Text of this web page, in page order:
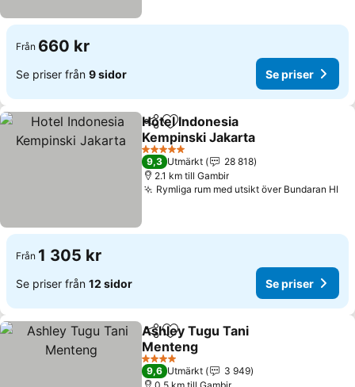
Från 660 kr
Se priser från 9 sidor Se priser
Dela Lägg till i Mina Favoriter
Hotel Indonesia
Kempinski Jakarta
Se priser
5 Stjärnor
9,3 Utmärkt
28 818
2.1 km till Gambir
Rymliga rum med utsikt över Bundaran HI
Från 1 305 kr
Se priser från 12 sidor Se priser
Dela Lägg till i Mina Favoriter
Ashley Tugu Tani
Menteng
Se priser
4 Stjärnor
9,6 Utmärkt
3 949